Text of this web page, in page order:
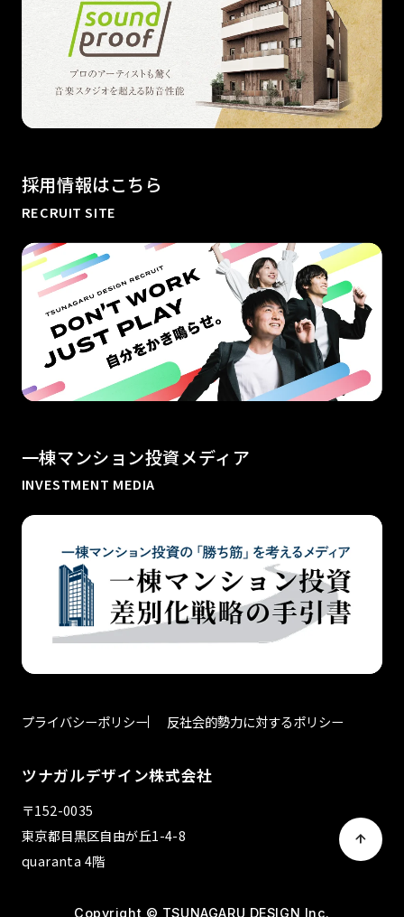
採用情報はこちら
RECRUIT SITE
一棟マンション投資メディア
INVESTMENT MEDIA
プライバシーポリシー 反社会的勢力に対するポリシー
ツナガルデザイン株式会社
〒152-0035
東京都目黒区自由が丘1-4-8
quaranta 4階
Copyright © TSUNAGARU DESIGN Inc.